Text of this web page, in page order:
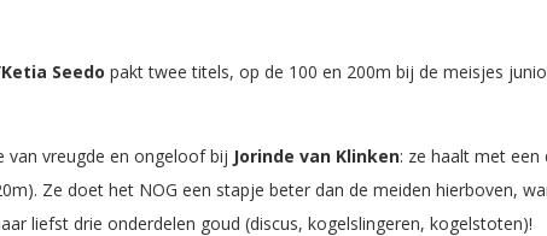
Seedo pakt twee titels, op de 100 en 200m bij de meisjes
van vreugde en ongeloof bij Jorinde van Klinken: ze haalt met een
Ze doet het NOG een stapje beter dan de meiden hierboven,
liefst drie onderdelen goud (discus, kogelslingeren, kogelstoten)!